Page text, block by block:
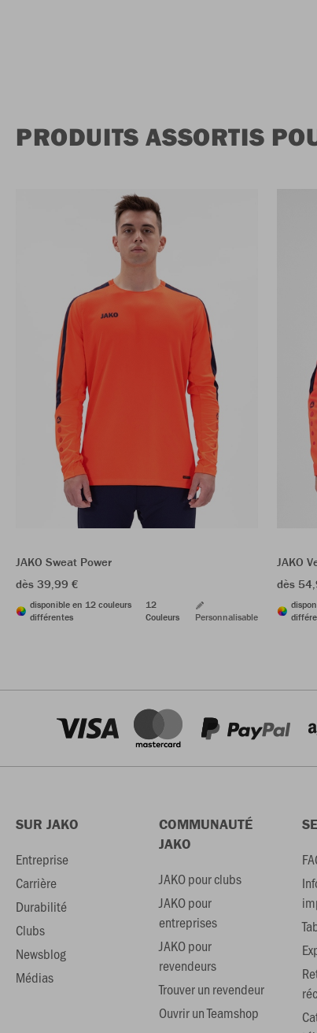
PRODUITS ASSORTIS
JAKO Sweat Power
dès 39,99 €
disponible en 12 couleurs
différentes
12
Couleurs
Personnalisable
JAKO
dès
SUR JAKO
Entreprise
Carrière
Durabilité
Clubs
Newsblog
Médias
COMMUNAUTÉ
JAKO
JAKO pour clubs
JAKO pour
entreprises
JAKO pour
revendeurs
Trouver un revendeur
Ouvrir un Teamshop